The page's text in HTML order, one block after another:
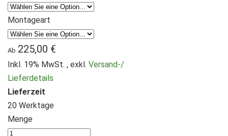
Montageart
Ab 225,00 €
Inkl. 19% MwSt. , exkl. Versand-/
Lieferdetails
Lieferzeit
20 Werktage
Menge